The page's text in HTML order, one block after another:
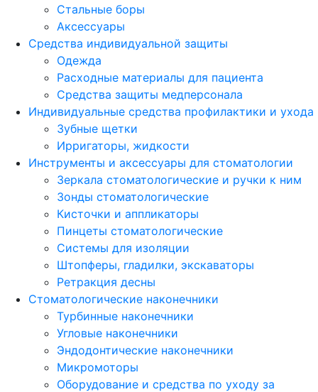
Стальные боры
Аксессуары
Средства индивидуальной защиты
Одежда
Расходные материалы для пациента
Средства защиты медперсонала
Индивидуальные средства профилактики и ухода
Зубные щетки
Ирригаторы, жидкости
Инструменты и аксессуары для стоматологии
Зеркала стоматологические и ручки к ним
Зонды стоматологические
Кисточки и аппликаторы
Пинцеты стоматологические
Системы для изоляции
Штопферы, гладилки, экскаваторы
Ретракция десны
Стоматологические наконечники
Турбинные наконечники
Угловые наконечники
Эндодонтические наконечники
Микромоторы
Оборудование и средства по уходу за